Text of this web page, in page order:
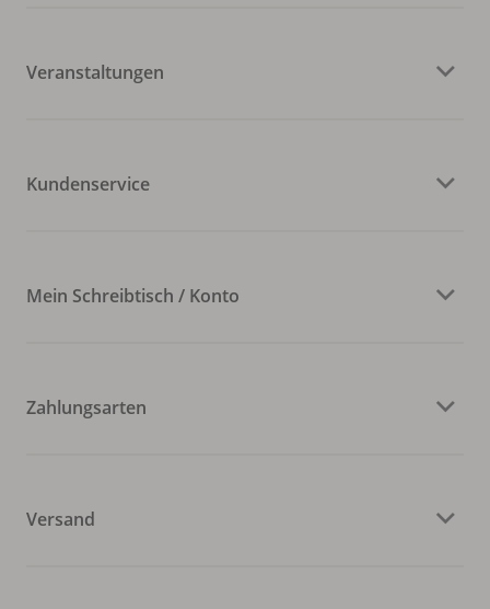
Veranstaltungen
Kundenservice
Mein Schreibtisch / Konto
Zahlungsarten
Versand